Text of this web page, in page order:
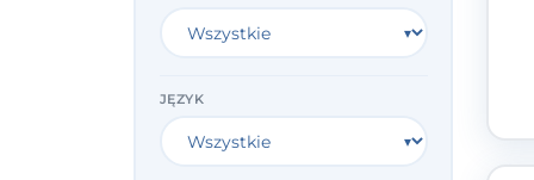
JĘZYK